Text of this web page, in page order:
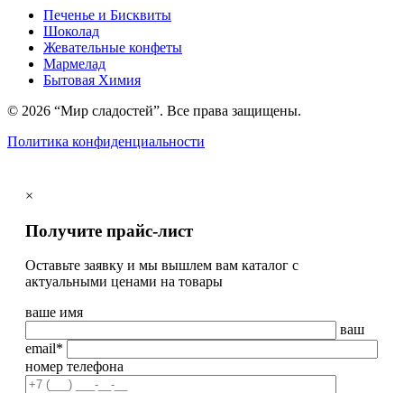
Печенье и Бисквиты
Шоколад
Жевательные конфеты
Мармелад
Бытовая Химия
© 2026 “Мир сладостей”. Все права защищены.
Политика конфиденциальности
×
Получите прайс-лист
Оставьте заявку и мы вышлем вам каталог с
актуальными ценами на товары
ваше имя
ваш
email*
номер телефона